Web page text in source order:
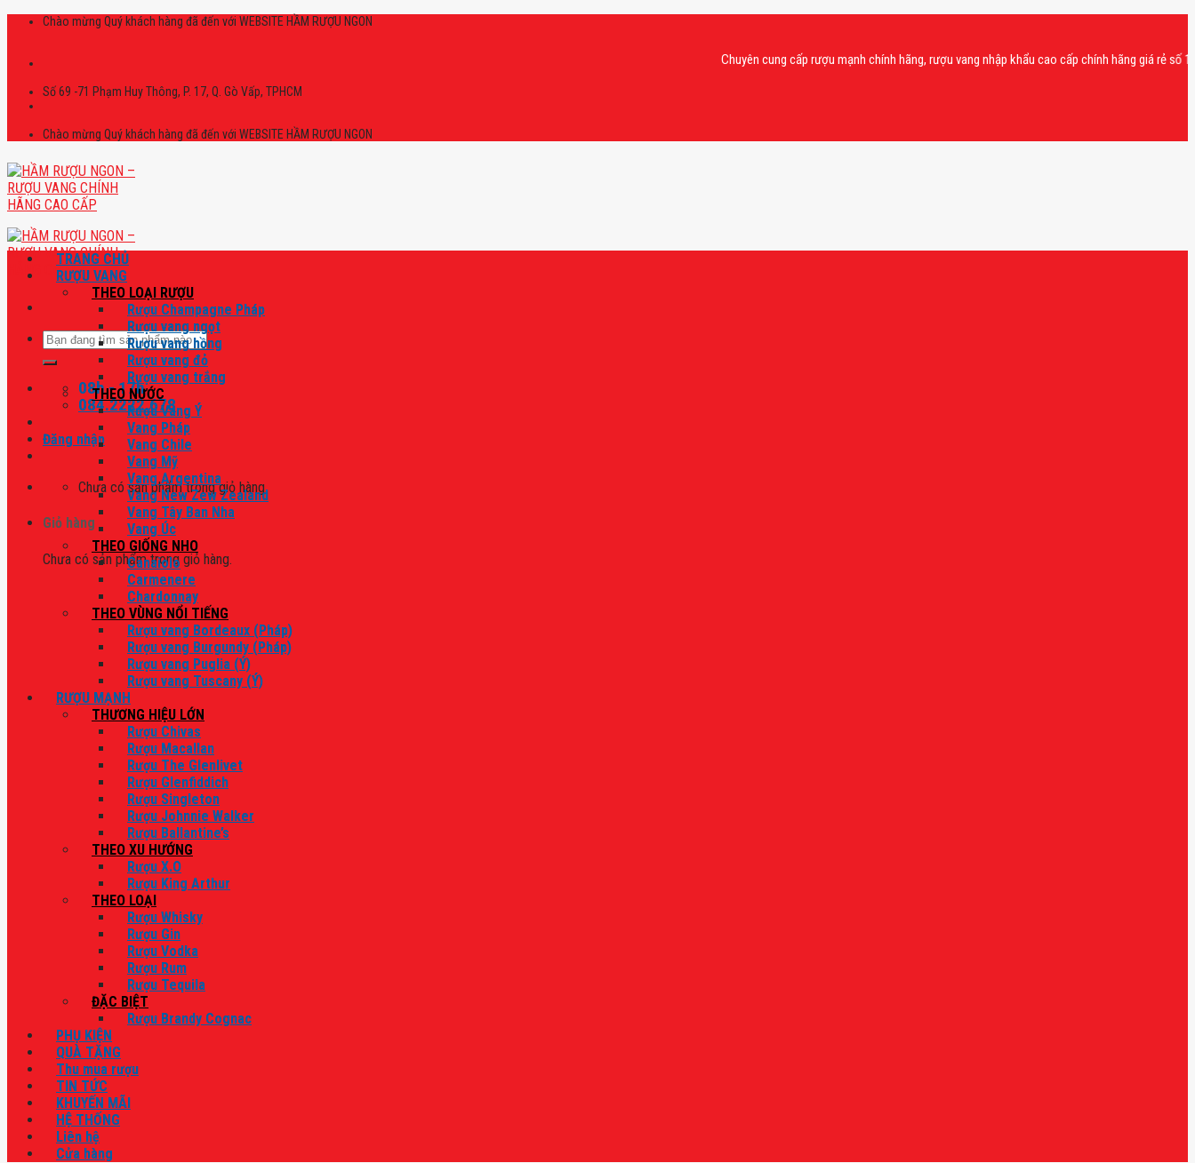
Skip
Chào mừng Quý khách hàng đã đến với WEBSITE HẦM RƯỢU NGON
Chuyên cung cấp rượu mạnh chính hãng, rượu vang nhập khẩu cao cấp chính hãng giá rẻ số 1 tại
Số 69 -71 Phạm Huy Thông, P. 17, Q. Gò Vấp, TPHCM
Chào mừng Quý khách hàng đã đến với WEBSITE HẦM RƯỢU NGON
Tìm
kiếm:
08h - 17h
084.2222.678
Đăng nhập
Chưa có sản phẩm trong giỏ hàng.
Giỏ hàng
Chưa có sản phẩm trong giỏ hàng.
TRANG CHỦ
RƯỢU VANG
THEO LOẠI RƯỢU
Rượu Champagne Pháp
Rượu vang ngọt
Rượu vang hồng
Rượu vang đỏ
Rượu vang trắng
THEO NƯỚC
Rượu Vang Ý
Vang Pháp
Vang Chile
Vang Mỹ
Vang Argentina
Vang New Zew Zealand
Vang Tây Ban Nha
Vang Úc
THEO GIỐNG NHO
Canaiolo
Carmenere
Chardonnay
THEO VÙNG NỔI TIẾNG
Rượu vang Bordeaux (Pháp)
Rượu vang Burgundy (Pháp)
Rượu vang Puglia (Ý)
Rượu vang Tuscany (Ý)
RƯỢU MẠNH
THƯƠNG HIỆU LỚN
Rượu Chivas
Rượu Macallan
Rượu The Glenlivet
Rượu Glenfiddich
Rượu Singleton
Rượu Johnnie Walker
Rượu Ballantine’s
THEO XU HƯỚNG
Rượu X.O
Rượu King Arthur
THEO LOẠI
Rượu Whisky
Rượu Gin
Rượu Vodka
Rượu Rum
Rượu Tequila
ĐẶC BIỆT
Rượu Brandy Cognac
PHỤ KIỆN
QUÀ TẶNG
Thu mua rượu
TIN TỨC
KHUYẾN MÃI
HỆ THỐNG
Liên hệ
Cửa hàng